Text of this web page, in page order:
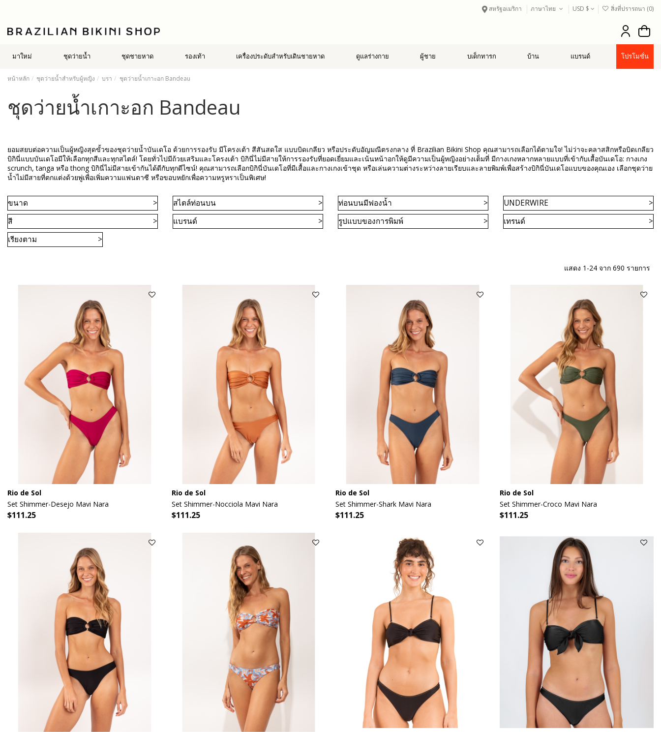
สหรัฐอเมริกา ภาษาไทย USD $ สิ่งที่ปรารถนา (0)
มาใหม่ ชุดว่ายน้ำ ชุดชายหาด รองเท้า เครื่องประดับสำหรับเดินชายหาด ดูแลร่างกาย ผู้ชาย บเด็กทารก บ้าน แบรนด์ โปรโมชั่น
หน้าหลัก ชุดว่ายน้ำสำหรับผู้หญิง บรา ชุดว่ายน้ำเกาะอก Bandeau
ชุดว่ายน้ำเกาะอก Bandeau
ยอมสยบต่อความเป็นผู้หญิงสุดขั้วของชุดว่ายน้ำบันเดโอ ด้วยการรองรับ มีโครงเต้า สีสันสดใส แบบบิดเกลียว หรือประดับอัญมณีตรงกลาง ที่ Brazilian Bikini Shop คุณสามารถเลือกได้ตามใจ! ไม่ว่าจะคลาสสิกหรือบิดเกลียว
บิกินี่แบบบันเดโอมีให้เลือกทุกสีและทุกสไตล์! โดยทั่วไปมีถ้วยเสริมและโครงเต้า บิกินี่ไม่มีสายให้การรองรับที่ยอดเยี่ยมและเน้นหน้าอกให้ดูมีความเป็นผู้หญิงอย่างเต็มที่ มีกางเกงหลากหลายแบบที่เข้ากับเสื้อบันเดโอ: กางเกง
scrunch, tanga หรือ thong บิกินี่ไม่มีสายเข้ากันได้ดีกับทุกดีไซน์! คุณสามารถเลือกบิกินี่บันเดโอที่มีเสื้อและกางเกงเข้าชุด หรือเล่นความต่างระหว่างลายเรียบและลายพิมพ์เพื่อสร้างบิกินี่บันเดโอแบบของคุณเอง เลือกชุดว่าย
น้ำไม่มีสายที่ตกแต่งด้วยพู่เพื่อเพิ่มความแฟนตาซี หรือขอบหยักเพื่อความหรูหราเป็นพิเศษ!
ขนาด สไตล์ท่อนบน ท่อนบนมีฟองน้ำ
UNDERWIRE
สี
แบรนด์ รูปแบบของการพิมพ์
เทรนด์
เรียงตาม
แสดง 1-24 จาก 690 รายการ
Rio de Sol
Set Shimmer-Desejo Mavi Nara
$111.25
Rio de Sol
Set Shimmer-Nocciola Mavi Nara
$111.25
Rio de Sol
Set Shimmer-Shark Mavi Nara
$111.25
Rio de Sol
Set Shimmer-Croco Mavi Nara
$111.25